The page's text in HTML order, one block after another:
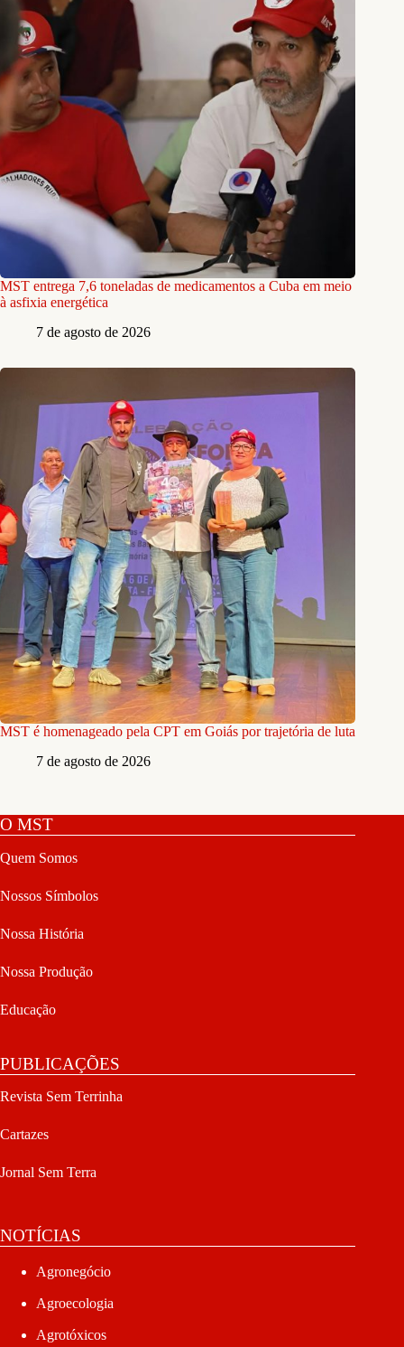
MST entrega 7,6 toneladas de medicamentos a Cuba em meio
à asfixia energética
7 de agosto de 2026
MST é homenageado pela CPT em Goiás por trajetória de luta
7 de agosto de 2026
O MST
Quem Somos
Nossos Símbolos
Nossa História
Nossa Produção
Educação
PUBLICAÇÕES
Revista Sem Terrinha
Cartazes
Jornal Sem Terra
NOTÍCIAS
Agronegócio
Agroecologia
Agrotóxicos